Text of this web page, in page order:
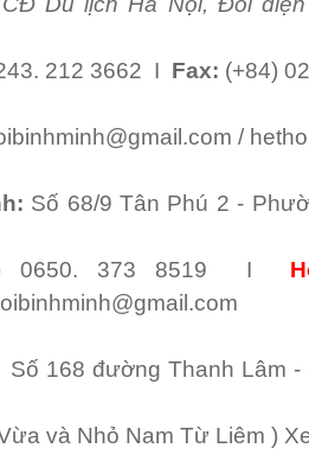
212 3662 I Fax: (+84)
/
: Số 68/9 Tân Phú 2 -
0650. 373 8519 I
Số 168 đường Thanh Lâm -
và Nhỏ Nam Từ Liêm )